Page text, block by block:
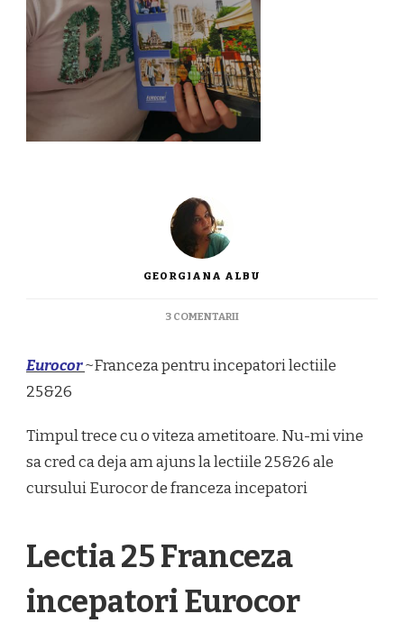
GEORGIANA ALBU
3 COMENTARIILA
INCEPATORI
Eurocor~Franceza pentru incepatori lectiile
25&26
Timpul trece cu o viteza ametitoare. Nu-mi vine
sa cred ca deja am ajuns la lectiile 25&26 ale
cursului Eurocor de franceza incepatori
Lectia 25 Franceza
incepatori Eurocor